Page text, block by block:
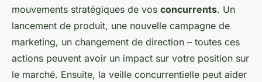
mouvements stratégiques de vos concurrents. Un
lancement de produit, une nouvelle campagne de
marketing, un changement de direction – toutes ces
actions peuvent avoir un impact sur votre position sur
le marché. Ensuite, la veille concurrentielle peut aider